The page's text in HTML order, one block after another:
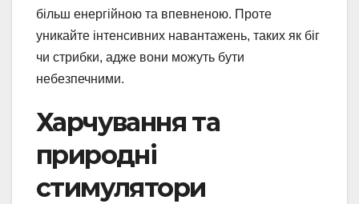
більш енергійною та впевненою. Проте
уникайте інтенсивних навантажень, таких як біг
чи стрибки, адже вони можуть бути
небезпечними.
Харчування та
природні
стимулятори